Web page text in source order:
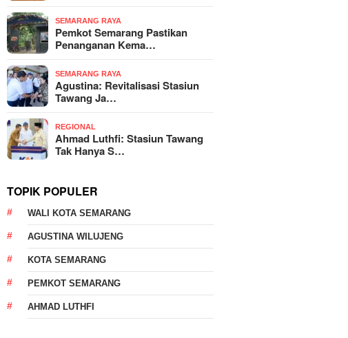
SEMARANG RAYA
Pemkot Semarang Pastikan
Penanganan Kema…
SEMARANG RAYA
Agustina: Revitalisasi Stasiun
Tawang Ja…
REGIONAL
Ahmad Luthfi: Stasiun Tawang
Tak Hanya S…
TOPIK POPULER
WALI KOTA SEMARANG
AGUSTINA WILUJENG
KOTA SEMARANG
PEMKOT SEMARANG
AHMAD LUTHFI